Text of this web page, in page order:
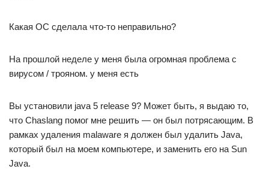
Какая ОС сделала что-то неправильно?
На прошлой неделе у меня была огромная проблема с
вирусом / трояном. у меня есть
Вы установили java 5 release 9? Может быть, я выдаю то,
что Chaslang помог мне решить — он был потрясающим. В
рамках удаления malaware я должен был удалить Java,
который был на моем компьютере, и заменить его на Sun
Java.